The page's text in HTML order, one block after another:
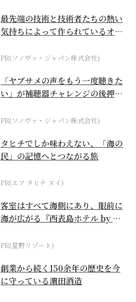
最先端の技術と技術者たちの熱い
気持ちによって作られているオー
PR(ソノヴァ・ジャパン株式会社)
「ヤブサメの声をもう一度聴きた
い」が補聴器チャレンジの後押し
PR(ソノヴァ・ジャパン株式会社)
タヒチでしか味わえない、「海の
民」の記憶へとつながる旅
PR(エア タヒチ ヌイ)
客室はすべて海側にあり、眼前に
海が広がる『西表島ホテル by 星
PR(星野リゾート)
創業から続く150余年の歴史を今
に守っている濵田酒造